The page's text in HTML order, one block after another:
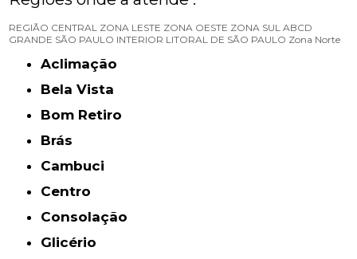
REGIÃO CENTRAL ZONA LESTE ZONA OESTE ZONA SUL ABCD
GRANDE SÃO PAULO INTERIOR LITORAL DE SÃO PAULO Zona Norte
Aclimação
Bela Vista
Bom Retiro
Brás
Cambuci
Centro
Consolação
Glicério